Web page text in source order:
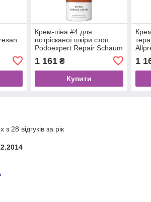
Крем-піна #4 для
потрісканої шкіри стоп
Podoexpert Repair Schaum
1 161₴
Купити
1
28 відгуків за рік